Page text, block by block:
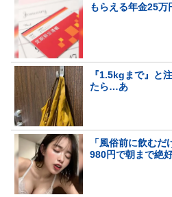
もらえる年金25万
『1.5kgまで』と
たら…あ
「風俗前に飲む
980円で朝まで絶